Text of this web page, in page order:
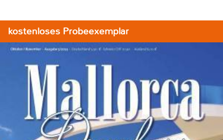
kostenloses Probeexemplar